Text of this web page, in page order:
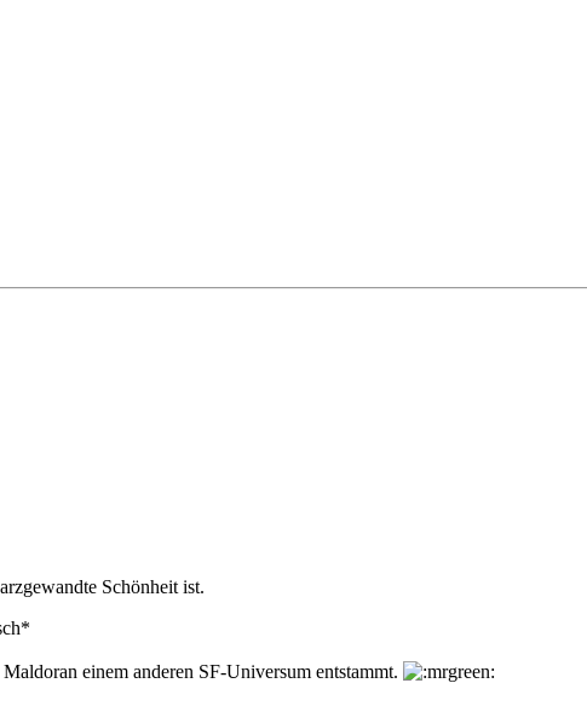
Schönheit ist.
einem anderen SF-Universum entstammt.